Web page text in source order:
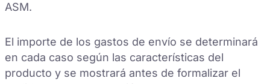
ASM.
El importe de los gastos de envío se determinará
en cada caso según las características del
producto y se mostrará antes de formalizar el